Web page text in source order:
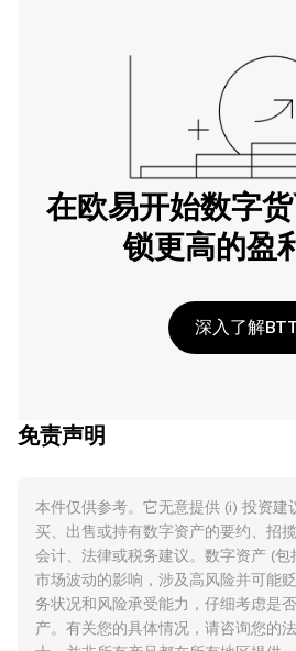
在欧易开始数字
锁更高的盈
深入了解
免责声明
本件仅供参考。它无意提供 (i) 投资建
买、出售或持有数字资产的要约、招
会计、法律或税务建议。数字资产 (包
市场波动的影响，涉及高风险并可能
务状况和风险承受能力，仔细考虑是
产。有关您的具体情况，请咨询您的